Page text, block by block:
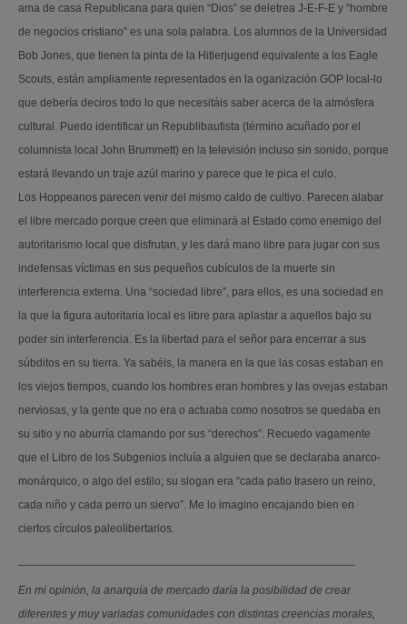
ama de casa Republicana para quien “Dios” se deletrea J-E-F-E y “hombre
de negocios cristiano” es una sola palabra. Los alumnos de la Universidad
Bob Jones, que tienen la pinta de la Hitlerjugend equivalente a los Eagle
Scouts, están ampliamente representados en la oganización GOP local-lo
que debería deciros todo lo que necesitáis saber acerca de la atmósfera
cultural. Puedo identificar un Republibautista (término acuñado por el
columnista local John Brummett) en la televisión incluso sin sonido, porque
estará llevando un traje azúl marino y parece que le pica el culo.
Los Hoppeanos parecen venir del mismo caldo de cultivo. Parecen alabar
el libre mercado porque creen que eliminará al Estado como enemigo del
autoritarismo local que disfrutan, y les dará mano libre para jugar con sus
indefensas víctimas en sus pequeños cubículos de la muerte sin
interferencia externa. Una “sociedad libre”, para ellos, es una sociedad en
la que la figura autoritaria local es libre para aplastar a aquellos bajo su
poder sin interferencia. Es la libertad para el señor para encerrar a sus
súbditos en su tierra. Ya sabéis, la manera en la que las cosas estaban en
los viejos tiempos, cuando los hombres eran hombres y las ovejas estaban
nerviosas, y la gente que no era o actuaba como nosotros se quedaba en
su sitio y no aburría clamando por sus “derechos”. Recuedo vagamente
que el Libro de los Subgenios incluía a alguien que se declaraba anarco-
monárquico, o algo del estilo; su slogan era “cada patio trasero un reino,
cada niño y cada perro un siervo”. Me lo imagino encajando bien en
ciertos círculos paleolibertarios.
En mi opinión, la anarquía de mercado daría la posibilidad de crear
diferentes y muy variadas comunidades con distintas creencias morales,